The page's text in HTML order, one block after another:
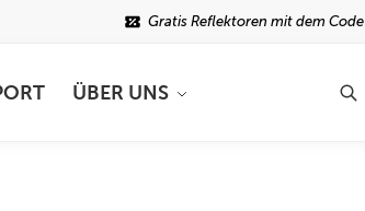
Gratis Reflektoren mit dem Code
ÜBER UNS